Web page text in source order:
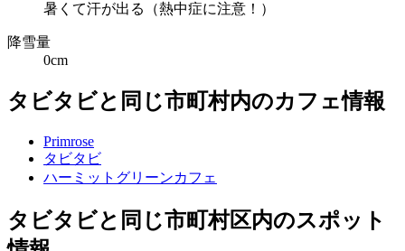
暑くて汗が出る（熱中症に注意！）
降雪量
0cm
タビタビと同じ市町村内のカフェ情報
Primrose
タビタビ
ハーミットグリーンカフェ
タビタビと同じ市町村区内のスポット